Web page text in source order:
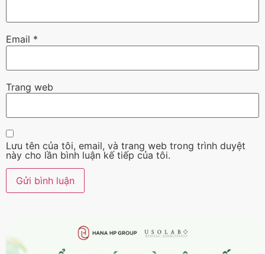
Email *
Trang web
Lưu tên của tôi, email, và trang web trong trình duyệt
này cho lần bình luận kế tiếp của tôi.